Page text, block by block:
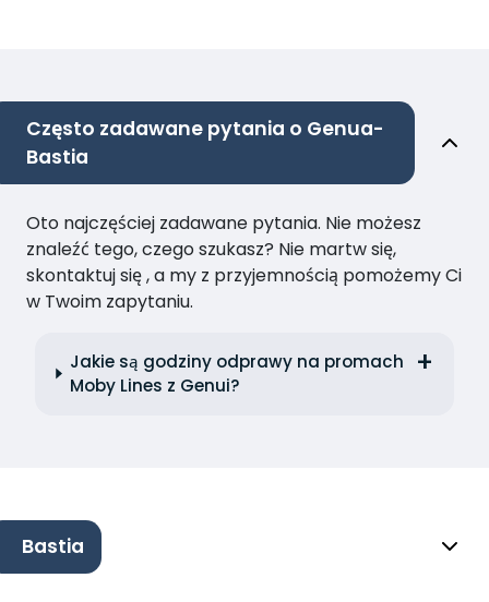
Często zadawane pytania o Genua-
Bastia
Oto najczęściej zadawane pytania. Nie możesz
znaleźć tego, czego szukasz? Nie martw się,
skontaktuj się , a my z przyjemnością pomożemy Ci
w Twoim zapytaniu.
Jakie są godziny odprawy na promach
Moby Lines z Genui?
Bastia